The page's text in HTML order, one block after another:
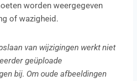
worden weergegeven
of wazigheid.
van wijzigingen werkt niet
geüploade
bij. Om oude afbeeldingen